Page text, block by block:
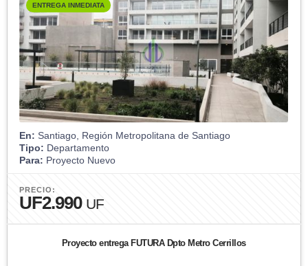
ENTREGA INMEDIATA
En: Santiago, Región Metropolitana de Santiago
Tipo: Departamento
Para: Proyecto Nuevo
PRECIO:
UF2.990 UF
Proyecto entrega FUTURA Dpto Metro Cerrillos